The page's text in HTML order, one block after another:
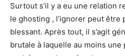
Surtout s’il y a eu une relation
le ghosting , l’ignorer peut
blessant. Après tout, il s’agit
brutale à laquelle au moins une